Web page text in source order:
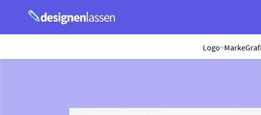
Logo+Marke